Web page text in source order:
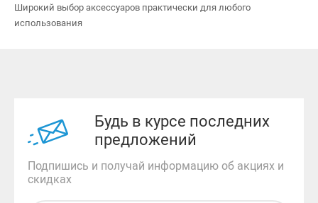
Широкий выбор аксессуаров практически для любого
использования
Будь в курсе последних
предложений
Подпишись и получай информацию об акциях и
скидках